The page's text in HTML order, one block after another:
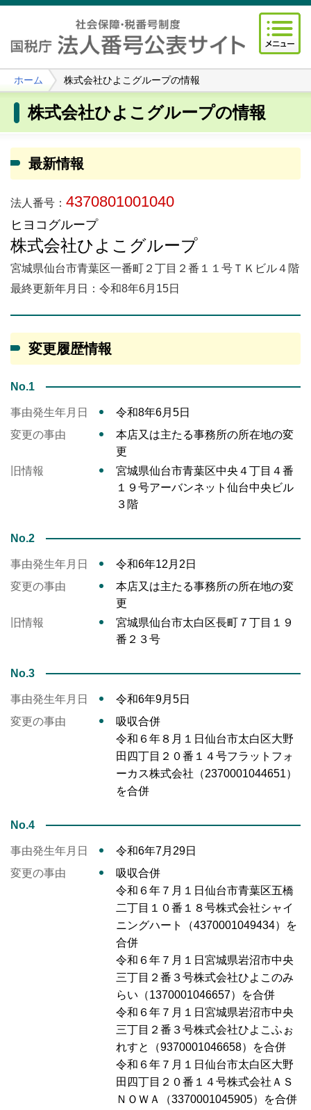
ホーム 株式会社ひよこグループの情報
株式会社ひよこグループの情報
最新情報
法人番号： 4370801001040
ヒヨコグループ
株式会社ひよこグループ
宮城県仙台市青葉区一番町２丁目２番１１号ＴＫビル４階
最終更新年月日：令和8年6月15日
変更履歴情報
No.1
事由発生年月日
令和8年6月5日
変更の事由
本店又は主たる事務所の所在地の変
更
旧情報
宮城県仙台市青葉区中央４丁目４番
１９号アーバンネット仙台中央ビル
３階
No.2
事由発生年月日
令和6年12月2日
変更の事由
本店又は主たる事務所の所在地の変
更
旧情報
宮城県仙台市太白区長町７丁目１９
番２３号
No.3
事由発生年月日
令和6年9月5日
変更の事由
吸収合併
令和６年８月１日仙台市太白区大野
田四丁目２０番１４号フラットフォ
ーカス株式会社（2370001044651）
を合併
No.4
事由発生年月日
令和6年7月29日
変更の事由
吸収合併
令和６年７月１日仙台市青葉区五橋
二丁目１０番１８号株式会社シャイ
ニングハート（4370001049434）を
合併
令和６年７月１日宮城県岩沼市中央
三丁目２番３号株式会社ひよこのみ
らい（1370001046657）を合併
令和６年７月１日宮城県岩沼市中央
三丁目２番３号株式会社ひよこふぉ
れすと（9370001046658）を合併
令和６年７月１日仙台市太白区大野
田四丁目２０番１４号株式会社ＡＳ
ＮＯＷＡ（3370001045905）を合併